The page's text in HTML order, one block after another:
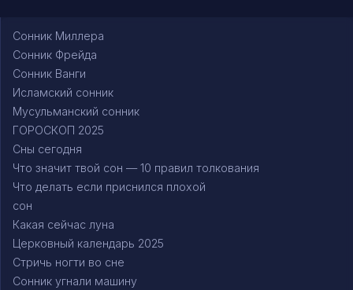
Сонник Миллера
Сонник Фрейда
Сонник Ванги
Исламский сонник
Мусульманский сонник
ГОРОСКОП 2025
Сны сегодня
Что значит твой сон — 10 правил толкования
Что делать если приснился плохой
сон
Какая сейчас луна
Церковный календарь 2025
Стричь ногти во сне
Сонник угнали машину